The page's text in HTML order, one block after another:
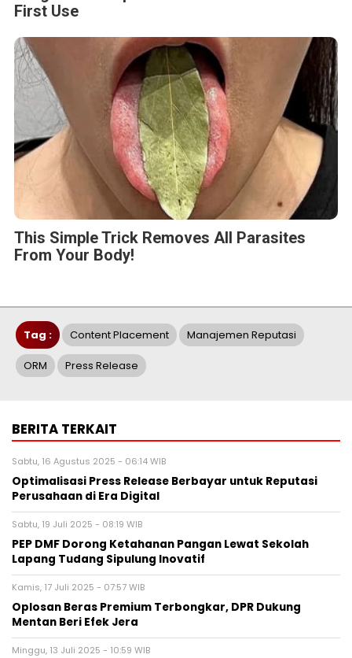
First Use
This Simple Trick Removes All Parasites
From Your Body!
Tag : Content Placement Manajemen Reputasi
ORM Press Release
BERITA TERKAIT
Sabtu, 16 Agustus 2025 - 06:14 WIB
Optimalisasi Press Release Berbayar untuk Reputasi
Perusahaan di Era Digital
Sabtu, 19 Juli 2025 - 08:19 WIB
PEP DMF Dorong Ketahanan Pangan Lewat Sekolah
Lapang Tudang Sipulung Inovatif
Kamis, 17 Juli 2025 - 07:57 WIB
Oplosan Beras Premium Terbongkar, DPR Dukung
Mentan Beri Efek Jera
Minggu, 13 Juli 2025 - 10:59 WIB